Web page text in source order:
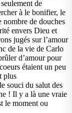
de
à le bonifier, le
nombre de douches
envers Dieu et
jugés sur l’amour
de la vie de Carlo
d’amour pour
étaient un peu
plus
souci du salut des
! Il y a là une vraie
le moment ou